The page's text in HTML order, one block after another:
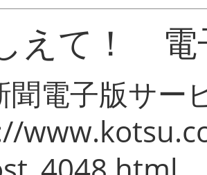
えて！ 電
聞電子版サー